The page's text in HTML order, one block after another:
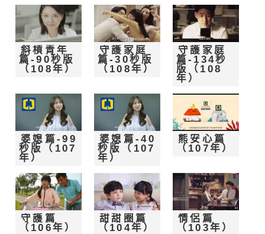
斜槓青年
篇-90秒版
（108年）
守護家庭
篇-30秒版
（108年）
守護家庭
篇-134秒
版（108
年）
婆媳篇-99
秒版（107
年）
婆媳篇-40
秒版（107
年）
熊安心篇
（107年）
守護篇
（106年）
甜甜圈篇
（104年）
情侶篇
（103年）